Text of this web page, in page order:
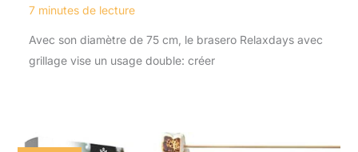
7 minutes de lecture
Avec son diamètre de 75 cm, le brasero Relaxdays avec
grillage vise un usage double: créer